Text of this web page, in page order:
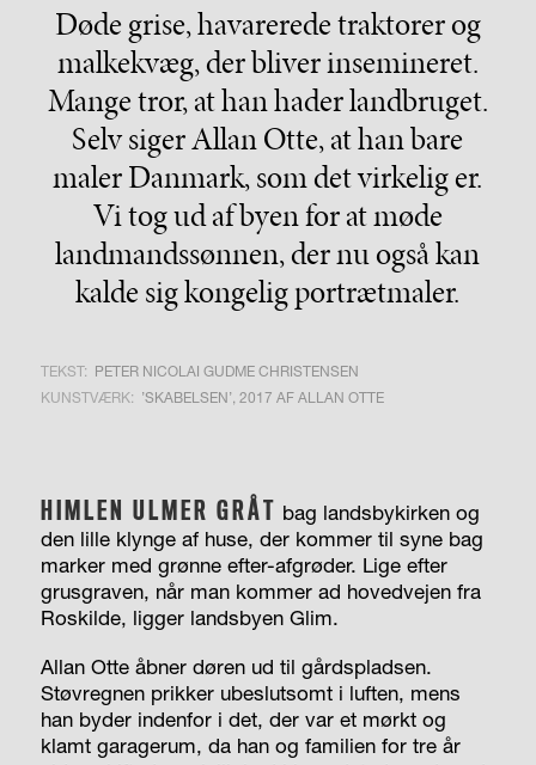
Døde grise, havarerede traktorer og
malkekvæg, der bliver insemineret.
Mange tror, at han hader landbruget.
Selv siger Allan Otte, at han bare
maler Danmark, som det virkelig er.
Vi tog ud af byen for at møde
landmandssønnen, der nu også kan
kalde sig kongelig portrætmaler.
TEKST: PETER NICOLAI GUDME CHRISTENSEN
KUNSTVÆRK: ’SKABELSEN’, 2017 AF ALLAN OTTE
HIMLEN ULMER GRÅT bag landsbykirken og
den lille klynge af huse, der kommer til syne bag
marker med grønne efter-afgrøder. Lige efter
grusgraven, når man kommer ad hovedvejen fra
Roskilde, ligger landsbyen Glim.
Allan Otte åbner døren ud til gårdspladsen.
Støvregnen prikker ubeslutsomt i luften, mens
han byder indenfor i det, der var et mørkt og
klamt garagerum, da han og familien for tre år